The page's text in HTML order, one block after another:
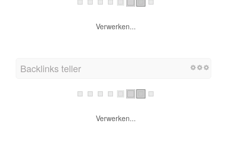
Verwerken...
Backlinks teller
Verwerken...